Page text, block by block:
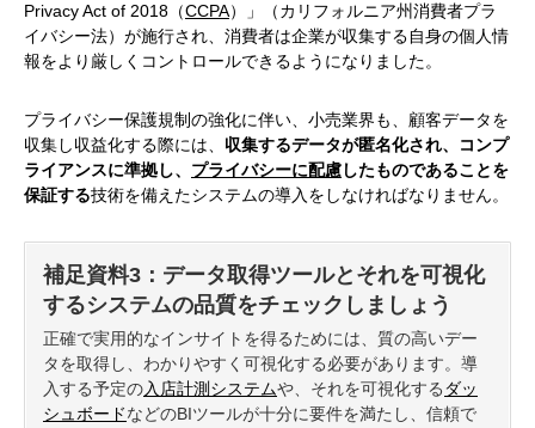
Privacy Act of 2018（CCPA）」（カリフォルニア州消費者プラ
イバシー法）が施行され、消費者は企業が収集する自身の個人情
報をより厳しくコントロールできるようになりました。
プライバシー保護規制の強化に伴い、小売業界も、顧客データを
収集し収益化する際には、 収集するデータが匿名化され、コンプ
ライアンスに準拠し、 プライバシーに配慮したものであることを
保証する技術を備えたシステムの導入をしなければなりません。
補足資料3：データ取得ツールとそれを可視化
するシステムの品質をチェックしましょう
正確で実用的なインサイトを得るためには、質の高いデー
タを取得し、わかりやすく可視化する必要があります。導
入する予定の入店計測システムや、それを可視化する ダッ
シュボードなどのBIツールが十分に要件を満たし、信頼で